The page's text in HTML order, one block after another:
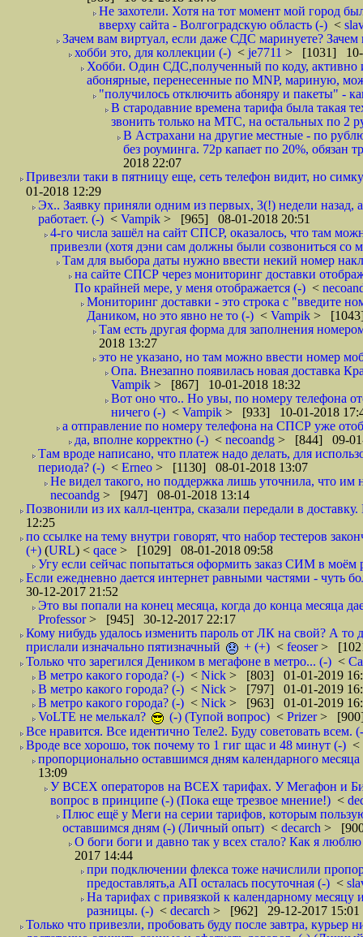
Не захотели. Хотя на тот момент мой город
вверху сайта - Волгоградскую область (-) <
Зачем вам виртуал, если даже СДС маринуете?
хобби это, для коллекции (-) < je7711 > [1031] 10-
Хобби. Один СДС,полученный по коду, активно
абонярные, перенесенные по MNP, мариную,
"получилось отключить абоняру и пакеты" -
В стародавние времена тарифа была такая
звонить только на МТС, на остальных по 2
В Астрахани на другие местные - по
без роуминга. 72р капает по 20%, обязан
2018 22:07
Привезли таки в пятницу еще, сеть телефон видит, но
01-2018 12:29
Эх.. Заявку приняли одним из первых, 3(!) недели назад,
работает. (-) < Vampik > [965] 08-01-2018 20:51
4-го числа зашёл на сайт СПСР, оказалось, что там
привезли (хотя дэни сам должны были созвониться со
Там для выбора даты нужно ввести некий номер
на сайте СПСР через мониторинг доставки
По крайней мере, у меня отображается (-) <
Мониторинг доставки - это строка с "введите
Даником, но это явно не то (-) < Vampik >
Там есть другая форма для заполнения
2018 13:27
это не указано, но там можно ввести номер
Опа. Внезапно появилась новая доставка
Vampik > [867] 10-01-2018 18:32
Вот оно что.. Но увы, по номеру телефона
ничего (-) < Vampik > [933] 10-01-2018
а отправление по номеру телефона на СПСР уже
да, вполне корректно (-) < necoandg > [844] 09-01-
Там вроде написано, что платеж надо делать, для
периода? (-) < Erneo > [1130] 08-01-2018 13:07
Не видел такого, но поддержка лишь уточнила, что
necoandg > [947] 08-01-2018 13:14
Позвонили из их калл-центра, сказали передали в
12:25
по ссылке на тему внутри говорят, что набор тестеров
(+) (URL) < qace > [1029] 08-01-2018 09:58
Угу если сейчас попытаться оформить заказ СИМ в моём
Если ежедневно дается интернет равными частями - чуть
30-12-2017 21:52
Это вы попали на конец месяца, когда до конца месяца
Professor> [945] 30-12-2017 22:17
Кому нибудь удалось изменить пароль от ЛК на свой? А то
прислали изначально пятизначный
+ (+) < feoser>
Только что зарегился Деником в мегафоне в метро... (-) <
В метро какого города? (-) < Nick > [803] 01-01-2019
В метро какого города? (-) < Nick > [797] 01-01-2019
В метро какого города? (-) < Nick > [963] 01-01-2019
VoLTE не мелькал?
(-) (Тупой вопрос) < Prizer>
Все нравится. Все идентично Теле2. Буду советовать всем.
Вроде все хорошо, ток почему то 1 гиг щас и 48 минут (-) <
пропорционально оставшимся дням календарного
13:09
У ВСЕХ операторов на ВСЕХ тарифах. У Мегафон и Би
вопрос в принципе (-) (Пока еще трезвое мнение!) <
Плюс ещё у Меги на серии тарифов, которым
оставшимся дням (-) (Личный опыт) < decarch >
О боги боги и давно так у всех стало? Как я
2017 14:44
при подключении флекса тоже начислили
предоставлять,а АП осталась посуточная (-) <
На тарифах с привязкой к календарному
разницы. (-) < decarch > [962] 29-12-2017 15:01
Только что привезли, пробовать буду после завтра,